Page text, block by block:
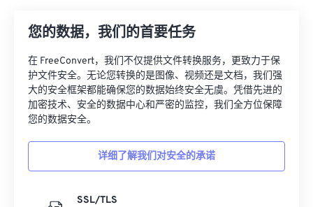
您的数据，我们的首要任务
在 FreeConvert，我们不仅提供文件转换服务，更致力于保
护文件安全。无论您转换的是图像、视频还是文档，我们强
大的安全框架都能确保您的数据始终安全无虞。凭借先进的
加密技术、安全的数据中心和严密的监控，我们全方位保障
您的数据安全。
详细了解我们对安全的承诺
SSL/TLS